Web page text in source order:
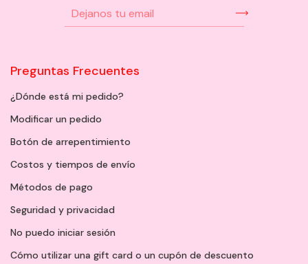
Preguntas Frecuentes
¿Dónde está mi pedido?
Modificar un pedido
Botón de arrepentimiento
Costos y tiempos de envío
Métodos de pago
Seguridad y privacidad
No puedo iniciar sesión
Cómo utilizar una gift card o un cupón de descuento